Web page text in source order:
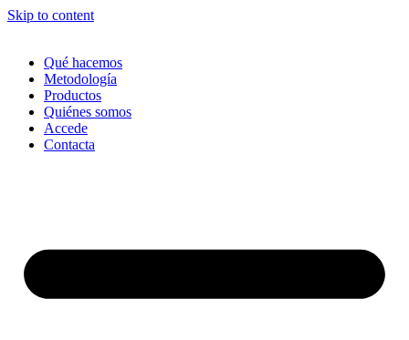
Skip to content
Qué hacemos
Metodología
Productos
Quiénes somos
Accede
Contacta